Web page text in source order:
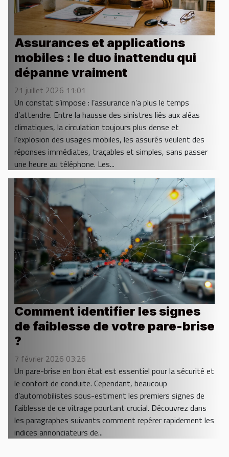
Assurances et applications
mobiles : le duo inattendu qui
dépanne vraiment
21 juillet 2026 11:01
Un constat s’impose : l’assurance n’a plus le temps
d’attendre. Entre la hausse des sinistres liés aux aléas
climatiques, la circulation toujours plus dense et
l’explosion des usages mobiles, les assurés veulent des
réponses immédiates, traçables et simples, sans passer
une heure au téléphone. Les...
Comment identifier les signes
de faiblesse de votre pare-brise
?
7 février 2026 03:26
Un pare-brise en bon état est essentiel pour la sécurité et
le confort de conduite. Cependant, beaucoup
d’automobilistes sous-estiment les premiers signes de
faiblesse de ce vitrage pourtant crucial. Découvrez dans
les paragraphes suivants comment repérer rapidement les
indices annonciateurs de...